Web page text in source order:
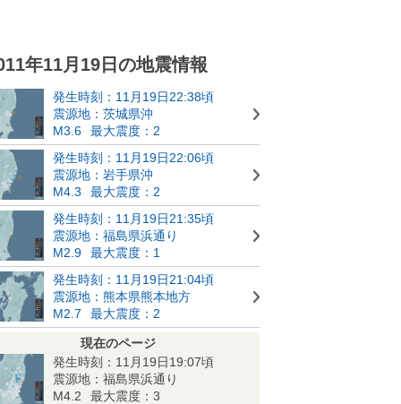
年11月19日の地震情報
発生時刻：11月19日22:38頃
震源地：茨城県沖
M3.6
最大震度：2
発生時刻：11月19日22:06頃
震源地：岩手県沖
M4.3
最大震度：2
発生時刻：11月19日21:35頃
震源地：福島県浜通り
M2.9
最大震度：1
発生時刻：11月19日21:04頃
震源地：熊本県熊本地方
M2.7
最大震度：2
現在のページ
発生時刻：11月19日19:07頃
震源地：福島県浜通り
M4.2
最大震度：3